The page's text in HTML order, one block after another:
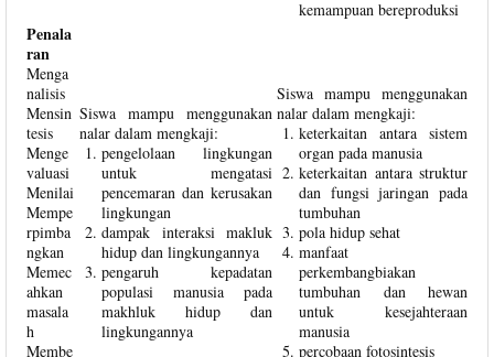
kemampuan bereproduksi
Penala
ran
Menga
nalisis
Mensin
tesis
Menge
valuasi
Menilai
Mempe
rpimba
ngkan
Memec
ahkan
masala
h
Membe
Siswa mampu menggunakan
nalar dalam mengkaji:
pengelolaan lingkungan
untuk mengatasi
pencemaran dan kerusakan
lingkungan
dampak interaksi makluk
hidup dan lingkungannya
pengaruh kepadatan
populasi manusia pada
makhluk hidup dan
lingkungannya
Siswa mampu menggunakan
nalar dalam mengkaji:
keterkaitan antara sistem
organ pada manusia
keterkaitan antara struktur
dan fungsi jaringan pada
tumbuhan
pola hidup sehat
manfaat
perkembangbiakan
tumbuhan dan hewan
untuk kesejahteraan
manusia
percobaan fotosintesis